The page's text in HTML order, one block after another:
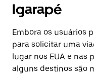
Igarapé
Embora os usuários
para solicitar uma
lugar nos EUA e nas
alguns destinos são